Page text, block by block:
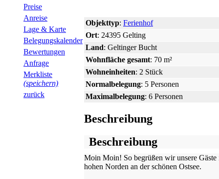
Preise
Anreise
Lage & Karte
Belegungskalender
Bewertungen
Anfrage
Merkliste
(speichern)
zurück
Objekttyp: Ferienhof
Ort: 24395 Gelting
Land: Geltinger Bucht
Wohnfläche gesamt: 70 m²
Wohneinheiten: 2 Stück
Normalbelegung: 5 Personen
Maximalbelegung: 6 Personen
Beschreibung
Beschreibung
Moin Moin! So begrüßen wir unsere Gäste
hohen Norden an der schönen Ostsee.